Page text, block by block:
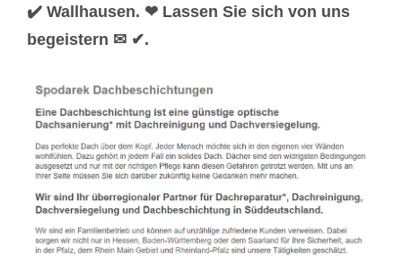
✔️ Wallhausen. ❤ Lassen Sie sich von uns
begeistern ✉ ✔.